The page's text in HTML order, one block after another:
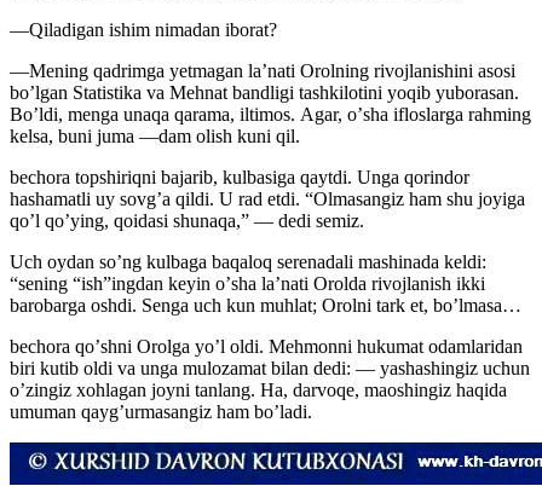
—Qiladigan ishim nimadan iborat?
—Mening qadrimga yetmagan laʼnati Orolning rivojlanishini asosi
boʼlgan Statistika va Mehnat bandligi tashkilotini yoqib yuborasan.
Boʼldi, menga unaqa qarama, iltimos. Аgar, oʼsha ifloslarga rahming
kelsa, buni juma —dam olish kuni qil.
bechora topshiriqni bajarib, kulbasiga qaytdi. Unga qorindor
hashamatli uy sovgʼa qildi. U rad etdi. “Olmasangiz ham shu joyiga
qoʼl qoʼying, qoidasi shunaqa,” — dedi semiz.
Uch oydan soʼng kulbaga baqaloq serenadali mashinada keldi:
“sening “ish”ingdan keyin oʼsha laʼnati Orolda rivojlanish ikki
barobarga oshdi. Senga uch kun muhlat; Orolni tark et, boʼlmasa…
bechora qoʼshni Orolga yoʼl oldi. Mehmonni hukumat odamlaridan
biri kutib oldi va unga mulozamat bilan dedi: — yashashingiz uchun
oʼzingiz xohlagan joyni tanlang. Ha, darvoqe, maoshingiz haqida
umuman qaygʼurmasangiz ham boʼladi.